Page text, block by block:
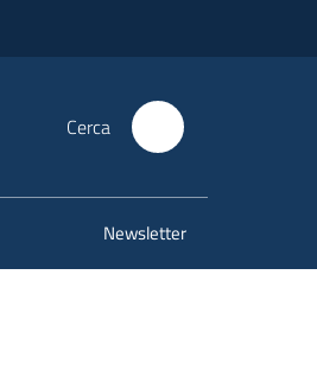
Cerca
Newsletter